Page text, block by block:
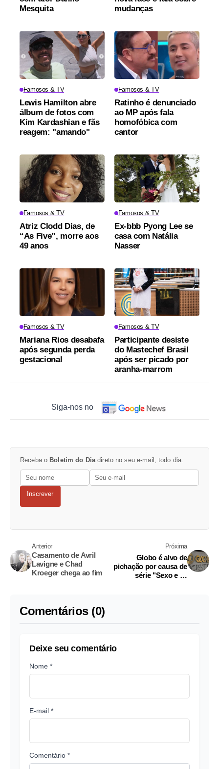
Mesquita
mudanças
Famosos & TV
Lewis Hamilton abre
álbum de fotos com
Kim Kardashian e fãs
reagem: "amando"
Famosos & TV
Ratinho é denunciado
ao MP após fala
homofóbica com
cantor
Famosos & TV
Atriz Clodd Dias, de
“As Five”, morre aos
49 anos
Famosos & TV
Ex-bbb Pyong Lee se
casa com Natália
Nasser
Famosos & TV
Mariana Rios desabafa
após segunda perda
gestacional
Famosos & TV
Participante desiste
do Mastechef Brasil
após ser picado por
aranha-marrom
Siga-nos no
Receba o Boletim do Dia direto no seu e-mail, todo dia.
Inscrever
Anterior
Casamento de Avril
Lavigne e Chad
Kroeger chega ao fim
Próxima
Globo é alvo de
pichação por causa de
série "Sexo e as
Comentários (0)
Deixe seu comentário
Nome *
E-mail *
Comentário *